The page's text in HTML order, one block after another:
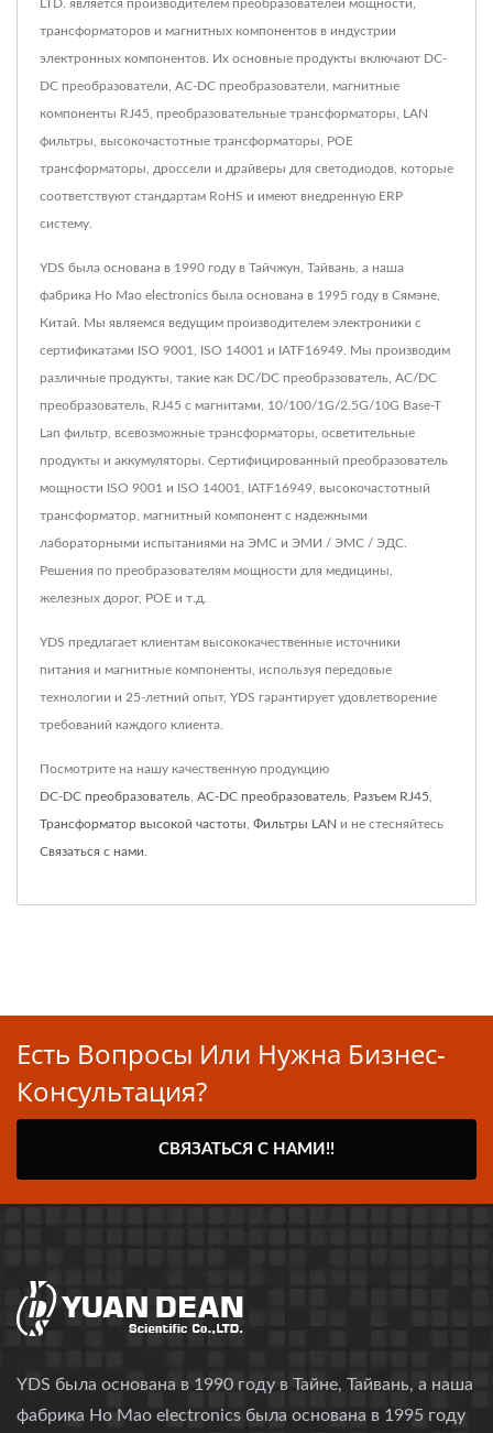
LTD. является производителем преобразователей мощности,
трансформаторов и магнитных компонентов в индустрии
электронных компонентов. Их основные продукты включают DC-
DC преобразователи, AC-DC преобразователи, магнитные
компоненты RJ45, преобразовательные трансформаторы, LAN
фильтры, высокочастотные трансформаторы, POE
трансформаторы, дроссели и драйверы для светодиодов, которые
соответствуют стандартам RoHS и имеют внедренную ERP
систему.
YDS была основана в 1990 году в Тайчжун, Тайвань, а наша
фабрика Ho Mao electronics была основана в 1995 году в Сямэне,
Китай. Мы являемся ведущим производителем электроники с
сертификатами ISO 9001, ISO 14001 и IATF16949. Мы производим
различные продукты, такие как DC/DC преобразователь, AC/DC
преобразователь, RJ45 с магнитами, 10/100/1G/2.5G/10G Base-T
Lan фильтр, всевозможные трансформаторы, осветительные
продукты и аккумуляторы. Сертифицированный преобразователь
мощности ISO 9001 и ISO 14001, IATF16949, высокочастотный
трансформатор, магнитный компонент с надежными
лабораторными испытаниями на ЭМС и ЭМИ / ЭМС / ЭДС.
Решения по преобразователям мощности для медицины,
железных дорог, POE и т.д.
YDS предлагает клиентам высококачественные источники
питания и магнитные компоненты, используя передовые
технологии и 25-летний опыт, YDS гарантирует удовлетворение
требований каждого клиента.
Посмотрите на нашу качественную продукцию
DC-DC преобразователь AC-DC преобразователь Разъем RJ45
Трансформатор высокой частоты Фильтры LAN и не стесняйтесь
Связаться с нами
Есть Вопросы Или Нужна Бизнес-
Консультация?
СВЯЗАТЬСЯ С НАМИ!!
YDS была основана в 1990 году в Тайне, Тайвань, а наша
фабрика Ho Mao electronics была основана в 1995 году